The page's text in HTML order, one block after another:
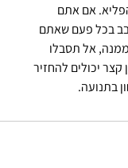
אם אתם
בכל פעם שאתם
אל תסבלו
קצר יכולים להחזיר
בתנועה.